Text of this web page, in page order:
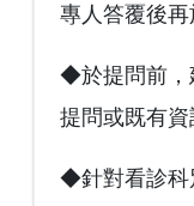
專人答覆後再
◆於提問前，
提問或既有資
◆針對看診科